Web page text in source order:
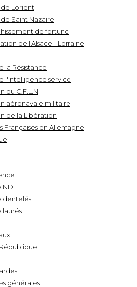
Lorient
Saint Nazaire
de fortune
de l'Alsace - Lorraine
la Résistance
l'intelligence service
du C.F.L.N
aéronavale militaire
de la Libération
Françaises en Allemagne
ND
dentelés
laurés
générales